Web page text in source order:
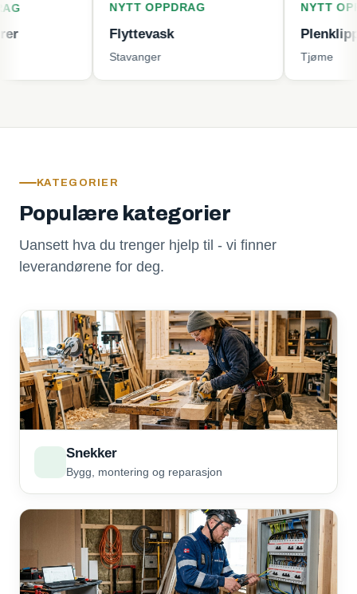
NYTT OPPDRAG
Flyttevask
NYTT OPPDRAG
Plenklipping
KATEGORIER
Populære kategorier
Uansett hva du trenger hjelp til - vi finner
leverandørene for deg.
Snekker
Bygg, montering og reparasjon